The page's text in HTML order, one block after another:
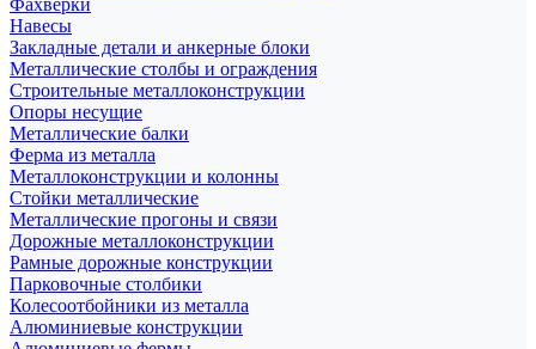
Фахверки
Навесы
Закладные детали и анкерные блоки
Металлические столбы и ограждения
Строительные металлоконструкции
Опоры несущие
Металлические балки
Ферма из металла
Металлоконструкции и колонны
Стойки металлические
Металлические прогоны и связи
Дорожные металлоконструкции
Рамные дорожные конструкции
Парковочные столбики
Колесоотбойники из металла
Алюминиевые конструкции